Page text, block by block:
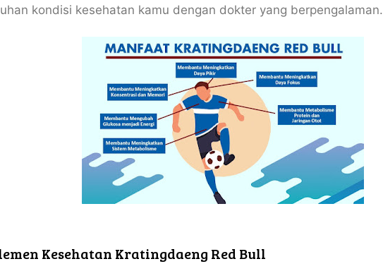
kondisi kesehatan kamu dengan dokter yang berpengalaman.
Kesehatan Kratingdaeng Red Bull